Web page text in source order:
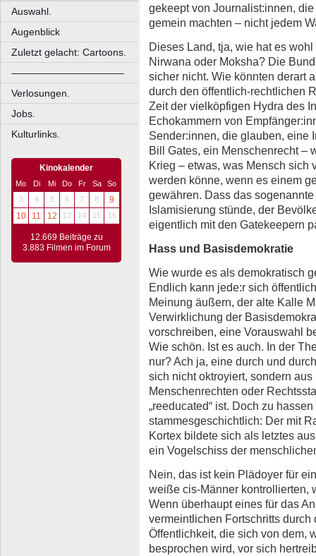
Auswahl.
Augenblick
Zuletzt gelacht: Cartoons.
––––––––––––––––––––
Verlosungen.
Jobs.
Kulturlinks.
Kinokalender
Mo Di Mi Do Fr Sa
So
3
4 5 6 7 8
9
10
11 12 13 14 15 16
12.669 Beiträge zu
3.883 Filmen im Forum
gekeept von Journalist:innen,
gemein machten – nicht jedem
Dieses Land, tja, wie hat es
Nirwana oder Moksha? Die
sicher nicht. Wie könnten derart
durch den öffentlich-rechtlichen
Zeit der vielköpfigen Hydra des
Echokammern von
Sender:innen, die glauben, eine
Bill Gates, ein Menschenrecht –
Krieg – etwas, was Mensch sich
werden könne, wenn es einem
gewähren. Dass das
Islamisierung stünde, der
eigentlich mit den Gatekeepern
Hass und Basisdemokratie
Wie wurde es als demokratisch
Endlich kann jede:r sich
Meinung äußern, der alte Kalle
Verwirklichung der
vorschreiben, eine Vorauswahl
Wie schön. Ist es auch. In der
nur? Ach ja, eine durch und
sich nicht oktroyiert, sondern
Menschenrechten oder
„reeducated“ ist. Doch zu
stammesgeschichtlich: Der mit
Kortex bildete sich als letztes
ein Vogelschiss der
Nein, das ist kein Plädoyer für
weiße cis-Männer kontrollierten,
Wenn überhaupt eines für das
vermeintlichen Fortschritts
Öffentlichkeit, die sich von dem,
besprochen wird, vor sich